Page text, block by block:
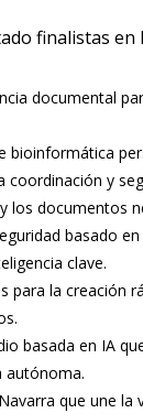
finalistas
documental
bioinformática
coordinación y
los documentos
basado
clave.
para la creación
basada en IA
autónoma.
que une la